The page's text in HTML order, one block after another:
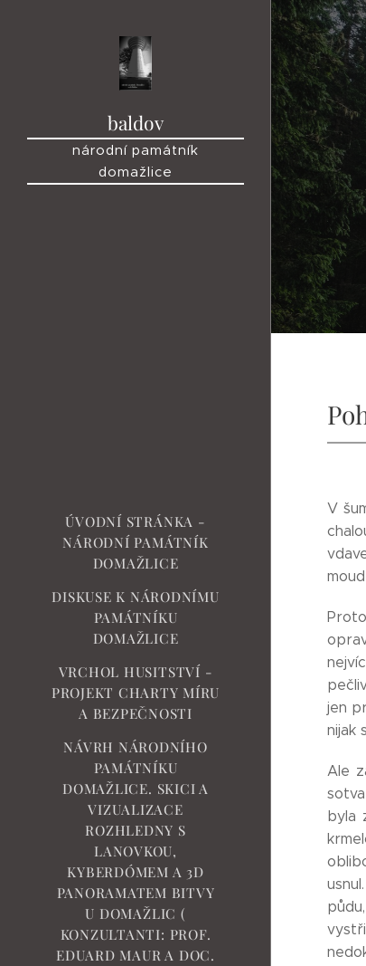
baldov
národní památník
domažlice
ÚVODNÍ STRÁNKA -
NÁRODNÍ PAMÁTNÍK
DOMAŽLICE
DISKUSE K NÁRODNÍMU
PAMÁTNÍKU
DOMAŽLICE
VRCHOL HUSITSTVÍ -
PROJEKT CHARTY MÍRU
A BEZPEČNOSTI
NÁVRH NÁRODNÍHO
PAMÁTNÍKU
DOMAŽLICE. SKICI A
VIZUALIZACE
ROZHLEDNY S
LANOVKOU,
KYBERDÓMEM A 3D
PANORAMATEM BITVY
U DOMAŽLIC (
KONZULTANTI: PROF.
EDUARD MAUR A DOC.
V
jen
nijak
Ale
byla